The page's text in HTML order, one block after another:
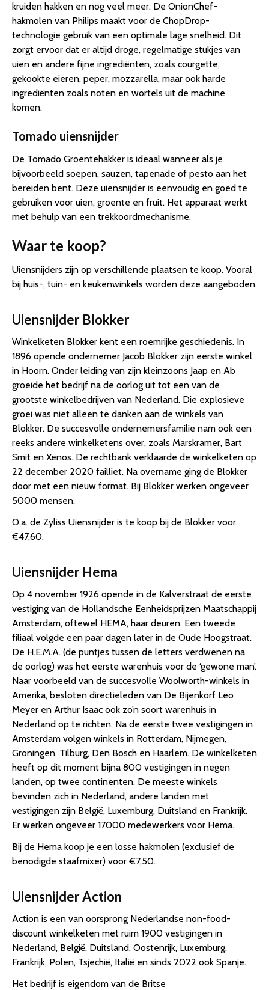
kruiden hakken en nog veel meer. De OnionChef-
hakmolen van Philips maakt voor de ChopDrop-
technologie gebruik van een optimale lage snelheid. Dit
zorgt ervoor dat er altijd droge, regelmatige stukjes van
uien en andere fijne ingrediënten, zoals courgette,
gekookte eieren, peper, mozzarella, maar ook harde
ingrediënten zoals noten en wortels uit de machine
komen.
Tomado uiensnijder
De Tomado Groentehakker is ideaal wanneer als je
bijvoorbeeld soepen, sauzen, tapenade of pesto aan het
bereiden bent. Deze uiensnijder is eenvoudig en goed te
gebruiken voor uien, groente en fruit. Het apparaat werkt
met behulp van een trekkoordmechanisme.
Waar te koop?
Uiensnijders zijn op verschillende plaatsen te koop. Vooral
bij huis-, tuin- en keukenwinkels worden deze aangeboden.
Uiensnijder Blokker
Winkelketen Blokker kent een roemrijke geschiedenis. In
1896 opende ondernemer Jacob Blokker zijn eerste winkel
in Hoorn. Onder leiding van zijn kleinzoons Jaap en Ab
groeide het bedrijf na de oorlog uit tot een van de
grootste winkelbedrijven van Nederland. Die explosieve
groei was niet alleen te danken aan de winkels van
Blokker. De succesvolle ondernemersfamilie nam ook een
reeks andere winkelketens over, zoals Marskramer, Bart
Smit en Xenos. De rechtbank verklaarde de winkelketen op
22 december 2020 failliet. Na overname ging de Blokker
door met een nieuw format. Bij Blokker werken ongeveer
5000 mensen.
O.a. de Zyliss Uiensnijder is te koop bij de Blokker voor
€47,60.
Uiensnijder Hema
Op 4 november 1926 opende in de Kalverstraat de eerste
vestiging van de Hollandsche Eenheidsprijzen Maatschappij
Amsterdam, oftewel HEMA, haar deuren. Een tweede
filiaal volgde een paar dagen later in de Oude Hoogstraat.
De H.E.M.A. (de puntjes tussen de letters verdwenen na
de oorlog) was het eerste warenhuis voor de ‘gewone man’.
Naar voorbeeld van de succesvolle Woolworth-winkels in
Amerika, besloten directieleden van De Bijenkorf Leo
Meyer en Arthur Isaac ook zo’n soort warenhuis in
Nederland op te richten. Na de eerste twee vestigingen in
Amsterdam volgen winkels in Rotterdam, Nijmegen,
Groningen, Tilburg, Den Bosch en Haarlem. De winkelketen
heeft op dit moment bijna 800 vestigingen in negen
landen, op twee continenten. De meeste winkels
bevinden zich in Nederland, andere landen met
vestigingen zijn België, Luxemburg, Duitsland en Frankrijk.
Er werken ongeveer 17000 medewerkers voor Hema.
Bij de Hema koop je een losse hakmolen (exclusief de
benodigde staafmixer) voor €7,50.
Uiensnijder Action
Action is een van oorsprong Nederlandse non-food-
discount winkelketen met ruim 1900 vestigingen in
Nederland, België, Duitsland, Oostenrijk, Luxemburg,
Frankrijk, Polen, Tsjechië, Italië en sinds 2022 ook Spanje.
Het bedrijf is eigendom van de Britse